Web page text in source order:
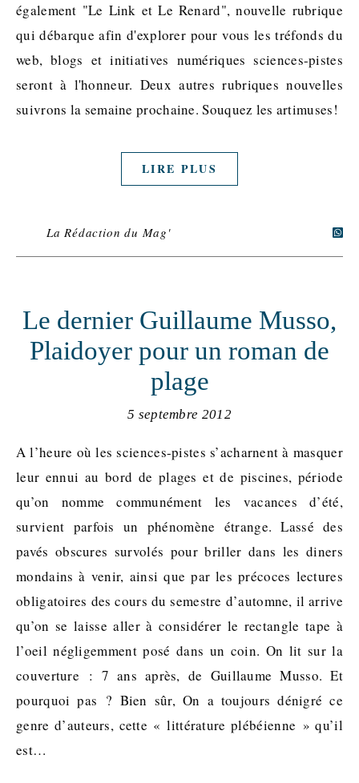
également "Le Link et Le Renard", nouvelle rubrique
qui débarque afin d'explorer pour vous les tréfonds du
web, blogs et initiatives numériques sciences-pistes
seront à l'honneur. Deux autres rubriques nouvelles
suivrons la semaine prochaine. Souquez les artimuses!
LIRE PLUS
La Rédaction du Mag'
Le dernier Guillaume Musso,
Plaidoyer pour un roman de
plage
5 septembre 2012
A l’heure où les sciences-pistes s’acharnent à masquer
leur ennui au bord de plages et de piscines, période
qu’on nomme communément les vacances d’été,
survient parfois un phénomène étrange. Lassé des
pavés obscures survolés pour briller dans les diners
mondains à venir, ainsi que par les précoces lectures
obligatoires des cours du semestre d’automne, il arrive
qu’on se laisse aller à considérer le rectangle tape à
l’oeil négligemment posé dans un coin. On lit sur la
couverture : 7 ans après, de Guillaume Musso. Et
pourquoi pas ? Bien sûr, On a toujours dénigré ce
genre d’auteurs, cette « littérature plébéienne » qu’il
est…